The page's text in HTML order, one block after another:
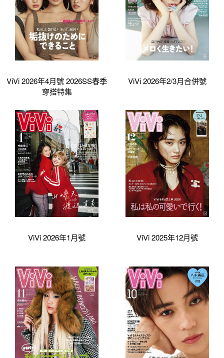
ViVi 2026年4月號 2026SS春季
穿搭特集
ViVi 2026年2/3月合併號
ViVi 2026年1月號 ViVi 2025年12月號